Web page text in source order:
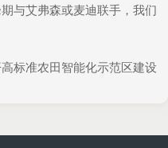
与艾弗森或麦迪联手，我们
标准农田智能化示范区建设